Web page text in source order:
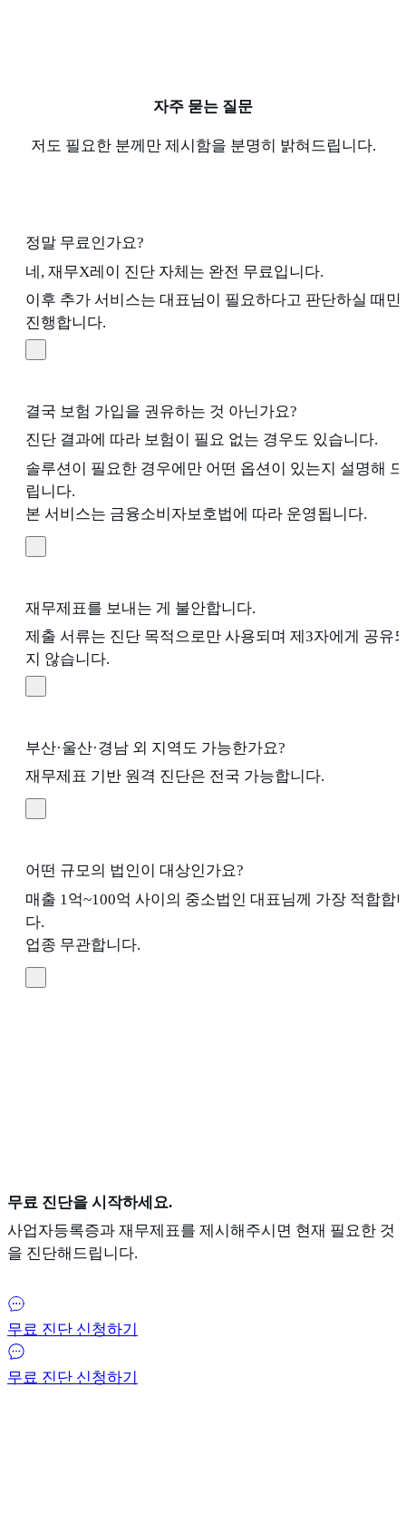
자주 묻는 질문
저도 필요한 분께만 제시함을 분명히 밝혀드립니다.
정말 무료인가요?
네, 재무X레이 진단 자체는 완전 무료입니다.
이후 추가 서비스는 대표님이 필요하다고 판단하실 때만
진행합니다.
결국 보험 가입을 권유하는 것 아닌가요?
진단 결과에 따라 보험이 필요 없는 경우도 있습니다.
솔루션이 필요한 경우에만 어떤 옵션이 있는지 설명해 드
립니다.
본 서비스는 금융소비자보호법에 따라 운영됩니다.
재무제표를 보내는 게 불안합니다.
제출 서류는 진단 목적으로만 사용되며 제3자에게 공유
지 않습니다.
부산·울산·경남 외 지역도 가능한가요?
재무제표 기반 원격 진단은 전국 가능합니다.
어떤 규모의 법인이 대상인가요?
매출 1억~100억 사이의 중소법인 대표님께 가장 적합합
다.
업종 무관합니다.
무료 진단을 시작하세요.
사업자등록증과 재무제표를 제시해주시면 현재 필요한 것
을 진단해드립니다.
무료 진단 신청하기
무료 진단 신청하기